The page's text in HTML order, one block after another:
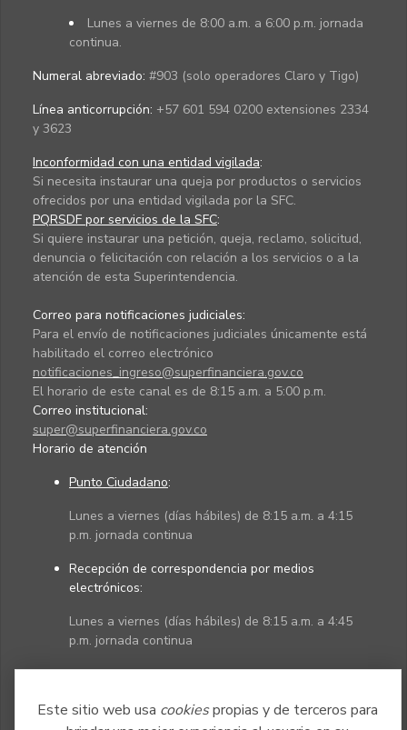
Este sitio web usa cookiespropias y de terceros para
Lunes a viernes de 8:00 a.m. a 6:00 p.m. jornada
continua.
Numeral abreviado: #903 (solo operadores Claro y Tigo)
Línea anticorrupción: +57 601 594 0200 extensiones 2334
y 3623
Inconformidad con una entidad vigilada:
Si necesita instaurar una queja por productos o servicios
ofrecidos por una entidad vigilada por la SFC.
PQRSDF por servicios de la SFC:
Si quiere instaurar una petición, queja, reclamo, solicitud,
denuncia o felicitación con relación a los servicios o a la
atención de esta Superintendencia.
Correo para notificaciones judiciales:
Para el envío de notificaciones judiciales únicamente está
habilitado el correo electrónico
notificaciones_ingreso@superfinanciera.gov.co
El horario de este canal es de 8:15 a.m. a 5:00 p.m.
Correo institucional:
super@superfinanciera.gov.co
Horario de atención
Punto Ciudadano:
Lunes a viernes (días hábiles) de 8:15 a.m. a 4:15
p.m. jornada continua
Recepción de correspondencia por medios
electrónicos:
Lunes a viernes (días hábiles) de 8:15 a.m. a 4:45
p.m. jornada continua